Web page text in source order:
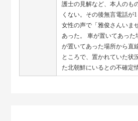
護士の見解など、本人のも
くない。その後無言電話が
女性の声で「雅俊さんいま
あった。 車が置いてあっ
が置いてあった場所から直
ところで、置かれていた状
た北朝鮮にいるとの不確定